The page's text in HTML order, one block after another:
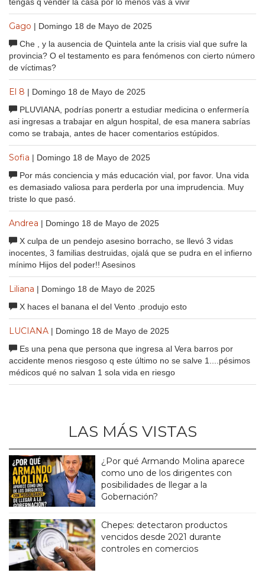
Gago | Domingo 18 de Mayo de 2025
Che , y la ausencia de Quintela ante la crisis vial que sufre la
provincia? O el testamento es para fenómenos con cierto número
de víctimas?
El 8 | Domingo 18 de Mayo de 2025
PLUVIANA, podrías ponertr a estudiar medicina o enfermería
asi ingresas a trabajar en algun hospital, de esa manera sabrías
como se trabaja, antes de hacer comentarios estúpidos.
Sofia | Domingo 18 de Mayo de 2025
Por más conciencia y más educación vial, por favor. Una vida
es demasiado valiosa para perderla por una imprudencia. Muy
triste lo que pasó.
Andrea | Domingo 18 de Mayo de 2025
X culpa de un pendejo asesino borracho, se llevó 3 vidas
inocentes, 3 familias destruidas, ojalá que se pudra en el infierno
mínimo Hijos del poder!! Asesinos
Liliana | Domingo 18 de Mayo de 2025
X haces el banana el del Vento .produjo esto
LUCIANA | Domingo 18 de Mayo de 2025
Es una pena que persona que ingresa al Vera barros por
accidente menos riesgoso q este último no se salve 1....pésimos
médicos qué no salvan 1 sola vida en riesgo
LAS MÁS VISTAS
¿Por qué Armando Molina aparece
como uno de los dirigentes con
posibilidades de llegar a la
Gobernación?
Chepes: detectaron productos
vencidos desde 2021 durante
controles en comercios